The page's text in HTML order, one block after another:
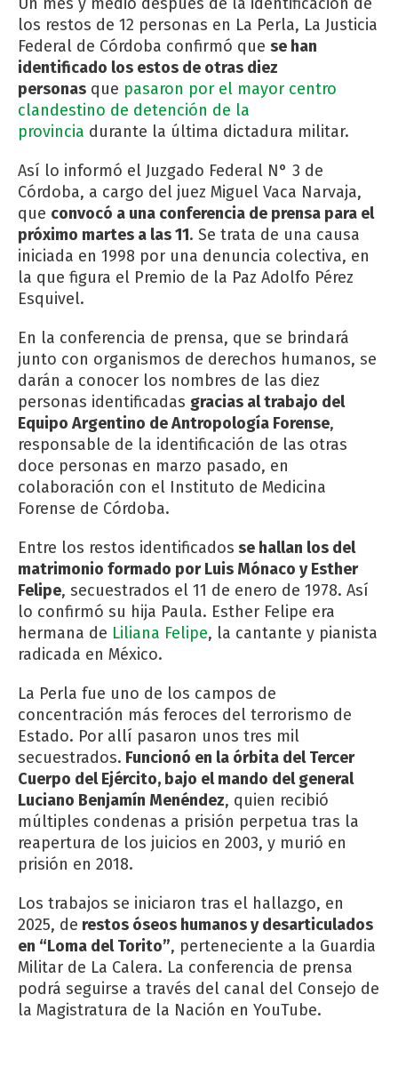
los restos de 12 personas en La Perla, La Justicia
Federal de Córdoba confirmó que se han
identificado los estos de otras diez
personas que pasaron por el mayor centro
clandestino de detención de la
provincia durante la última dictadura militar.
Así lo informó el Juzgado Federal N° 3 de
Córdoba, a cargo del juez Miguel Vaca Narvaja,
que convocó a una conferencia de prensa para el
próximo martes a las 11. Se trata de una causa
iniciada en 1998 por una denuncia colectiva, en
la que figura el Premio de la Paz Adolfo Pérez
Esquivel.
En la conferencia de prensa, que se brindará
junto con organismos de derechos humanos, se
darán a conocer los nombres de las diez
personas identificadas gracias al trabajo del
Equipo Argentino de Antropología Forense,
responsable de la identificación de las otras
doce personas en marzo pasado, en
colaboración con el Instituto de Medicina
Forense de Córdoba.
Entre los restos identificados se hallan los del
matrimonio formado por Luis Mónaco y Esther
Felipe, secuestrados el 11 de enero de 1978. Así
lo confirmó su hija Paula. Esther Felipe era
hermana de Liliana Felipe, la cantante y pianista
radicada en México.
La Perla fue uno de los campos de
concentración más feroces del terrorismo de
Estado. Por allí pasaron unos tres mil
secuestrados. Funcionó en la órbita del Tercer
Cuerpo del Ejército, bajo el mando del general
Luciano Benjamín Menéndez, quien recibió
múltiples condenas a prisión perpetua tras la
reapertura de los juicios en 2003, y murió en
prisión en 2018.
Los trabajos se iniciaron tras el hallazgo, en
2025, de restos óseos humanos y desarticulados
en “Loma del Torito”, perteneciente a la Guardia
Militar de La Calera. La conferencia de prensa
podrá seguirse a través del canal del Consejo de
la Magistratura de la Nación en YouTube.